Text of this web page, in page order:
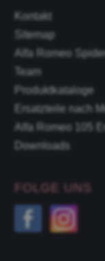
Kontakt
Sitemap
Alfa Romeo
Team
Produktkataloge
Ersatzteile nach
Alfa Romeo 105
Downloads
FOLGE UNS